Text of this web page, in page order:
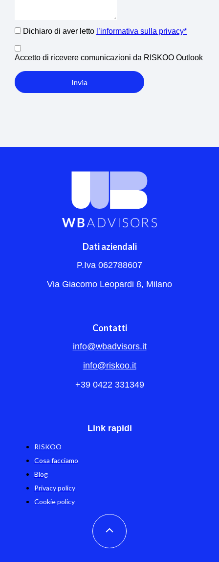
Dichiaro di aver letto l’informativa sulla privacy*
Accetto di ricevere comunicazioni da RISKOO Outlook
Invia
Dati aziendali
P.Iva 062788607
Via Giacomo Leopardi 8, Milano
Contatti
info@wbadvisors.it
info@riskoo.it
+39 0422 331349
Link rapidi
RISKOO
Cosa facciamo
Blog
Privacy policy
Cookie policy